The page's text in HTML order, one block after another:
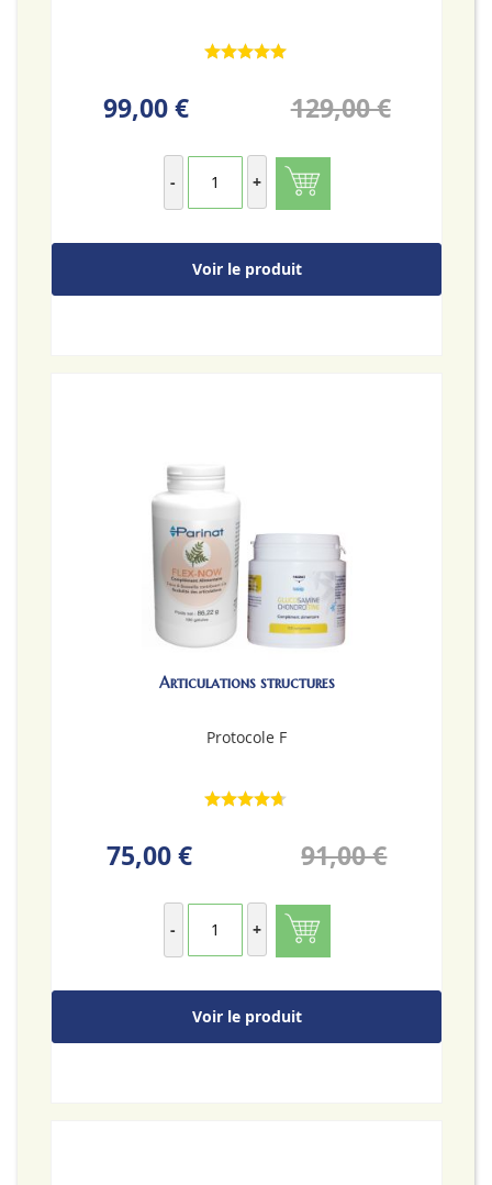
99,00 € 129,00 €
- +
Voir le produit
Articulations structures
Protocole F
75,00 € 91,00 €
- +
Voir le produit